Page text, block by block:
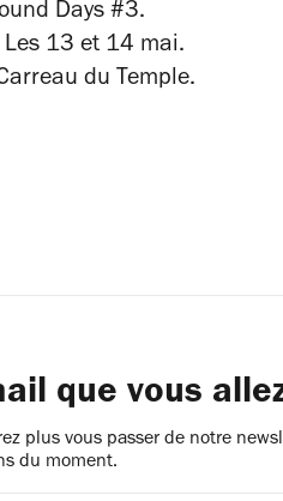
Days #3.
Les 13 et 14 mai.
du Temple.
que vous
plus vous passer de notre
du moment.